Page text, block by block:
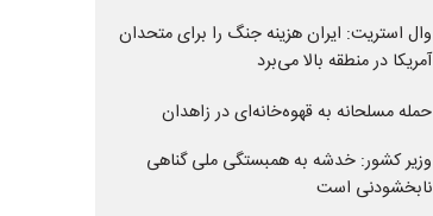
وال استریت: ایران هزینه جنگ را برای متحدان
آمریکا در منطقه بالا می‌برد
حمله مسلحانه به قهوه‌خانه‌ای در زاهدان
وزیر کشور: خدشه به همبستگی ملی گناهی
نابخشودنی است